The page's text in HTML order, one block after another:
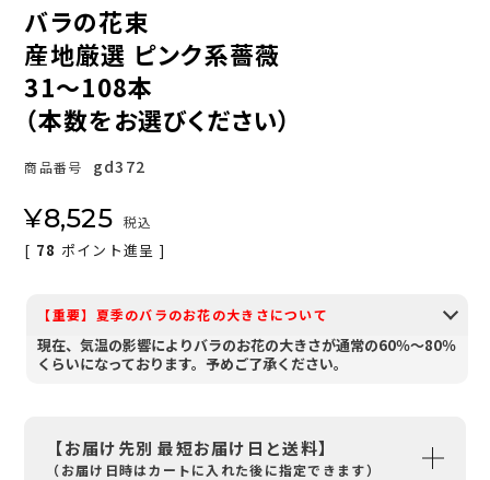
バラの花束
産地厳選 ピンク系薔薇
31～108本
（本数をお選びください）
商品番号 gd372
¥8,525 税込
[ 78 ポイント進呈 ]
【重要】夏季のバラのお花の大きさについて
現在、気温の影響によりバラのお花の大きさが通常の60％～80％
くらいになっております。予めご了承ください。
【お届け先別 最短お届け日と送料】
（お届け日時はカートに入れた後に指定できます）